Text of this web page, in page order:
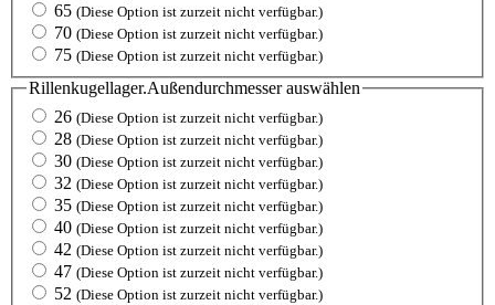
65 (Diese Option ist zurzeit nicht verfügbar.)
70 (Diese Option ist zurzeit nicht verfügbar.)
75 (Diese Option ist zurzeit nicht verfügbar.)
Rillenkugellager.Außendurchmesserauswählen
26 (Diese Option ist zurzeit nicht verfügbar.)
28 (Diese Option ist zurzeit nicht verfügbar.)
30 (Diese Option ist zurzeit nicht verfügbar.)
32 (Diese Option ist zurzeit nicht verfügbar.)
35 (Diese Option ist zurzeit nicht verfügbar.)
40 (Diese Option ist zurzeit nicht verfügbar.)
42 (Diese Option ist zurzeit nicht verfügbar.)
47 (Diese Option ist zurzeit nicht verfügbar.)
52 (Diese Option ist zurzeit nicht verfügbar.)